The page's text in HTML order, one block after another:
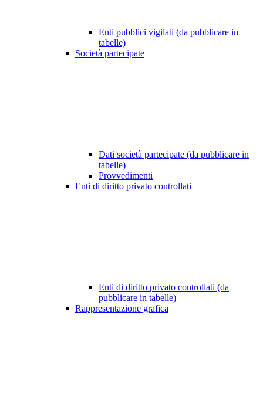
Enti pubblici vigilati (da pubblicare in
tabelle)
Società partecipate
Dati società partecipate (da pubblicare in
tabelle)
Provvedimenti
Enti di diritto privato controllati
Enti di diritto privato controllati (da
pubblicare in tabelle)
Rappresentazione grafica